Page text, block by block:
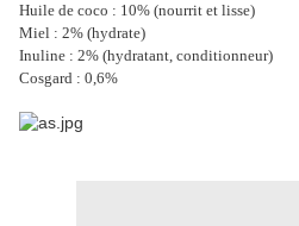
Huile de coco : 10% (nourrit et lisse)
Miel : 2% (hydrate)
Inuline : 2% (hydratant, conditionneur)
Cosgard : 0,6%